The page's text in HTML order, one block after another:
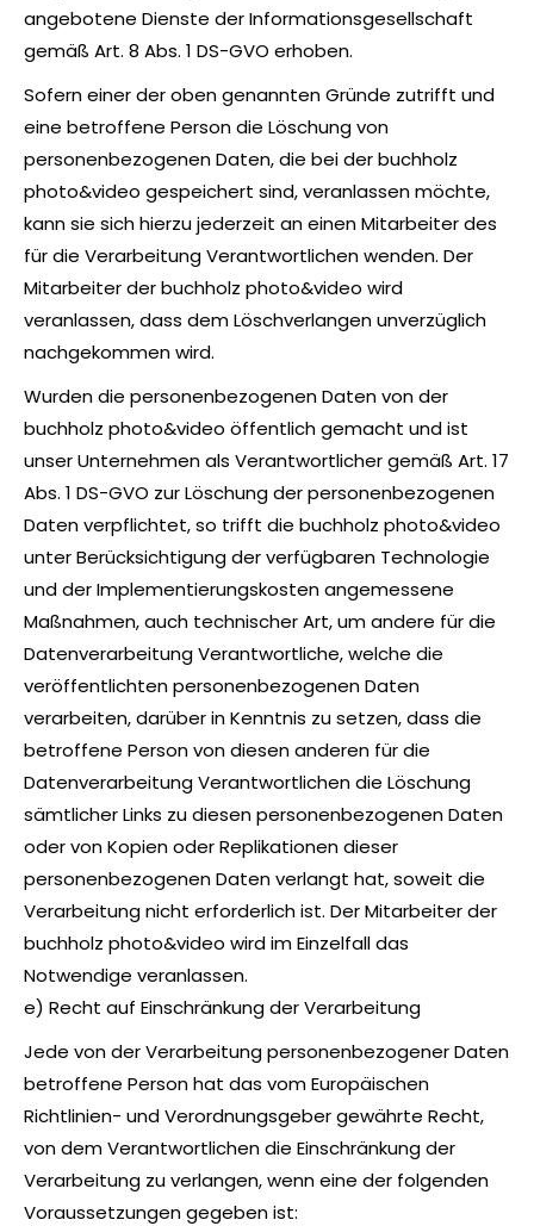
angebotene Dienste der Informationsgesellschaft
gemäß Art. 8 Abs. 1 DS-GVO erhoben.
Sofern einer der oben genannten Gründe zutrifft und
eine betroffene Person die Löschung von
personenbezogenen Daten, die bei der buchholz
photo&video gespeichert sind, veranlassen möchte,
kann sie sich hierzu jederzeit an einen Mitarbeiter des
für die Verarbeitung Verantwortlichen wenden. Der
Mitarbeiter der buchholz photo&video wird
veranlassen, dass dem Löschverlangen unverzüglich
nachgekommen wird.
Wurden die personenbezogenen Daten von der
buchholz photo&video öffentlich gemacht und ist
unser Unternehmen als Verantwortlicher gemäß Art. 17
Abs. 1 DS-GVO zur Löschung der personenbezogenen
Daten verpflichtet, so trifft die buchholz photo&video
unter Berücksichtigung der verfügbaren Technologie
und der Implementierungskosten angemessene
Maßnahmen, auch technischer Art, um andere für die
Datenverarbeitung Verantwortliche, welche die
veröffentlichten personenbezogenen Daten
verarbeiten, darüber in Kenntnis zu setzen, dass die
betroffene Person von diesen anderen für die
Datenverarbeitung Verantwortlichen die Löschung
sämtlicher Links zu diesen personenbezogenen Daten
oder von Kopien oder Replikationen dieser
personenbezogenen Daten verlangt hat, soweit die
Verarbeitung nicht erforderlich ist. Der Mitarbeiter der
buchholz photo&video wird im Einzelfall das
Notwendige veranlassen.
e) Recht auf Einschränkung der Verarbeitung
Jede von der Verarbeitung personenbezogener Daten
betroffene Person hat das vom Europäischen
Richtlinien- und Verordnungsgeber gewährte Recht,
von dem Verantwortlichen die Einschränkung der
Verarbeitung zu verlangen, wenn eine der folgenden
Voraussetzungen gegeben ist: